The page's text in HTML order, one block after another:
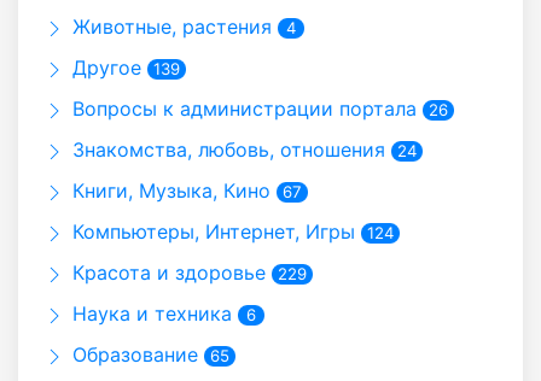
Животные, растения 4
Другое 139
Вопросы к администрации портала 26
Знакомства, любовь, отношения 24
Книги, Музыка, Кино 67
Компьютеры, Интернет, Игры 124
Красота и здоровье 229
Наука и техника 6
Образование 65